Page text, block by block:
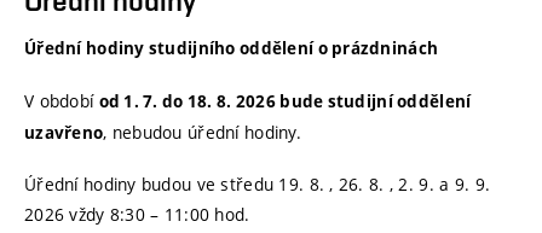
Úřední hodiny studijního oddělení o prázdninách
V období od 1. 7. do 18. 8. 2026 bude studijní oddělení
uzavřeno, nebudou úřední hodiny.
Úřední hodiny budou ve středu 19. 8. , 26. 8. , 2. 9. a 9. 9.
2026 vždy 8:30 – 11:00 hod.